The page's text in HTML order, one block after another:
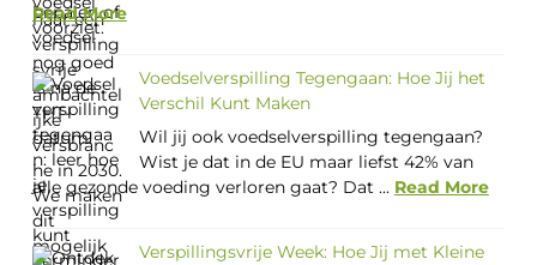
Read More
Voedselverspilling Tegengaan: Hoe Jij het
Verschil Kunt Maken
Wil jij ook voedselverspilling tegengaan?
Wist je dat in de EU maar liefst 42% van
alle gezonde voeding verloren gaat? Dat ... Read More
Verspillingsvrije Week: Hoe Jij met Kleine